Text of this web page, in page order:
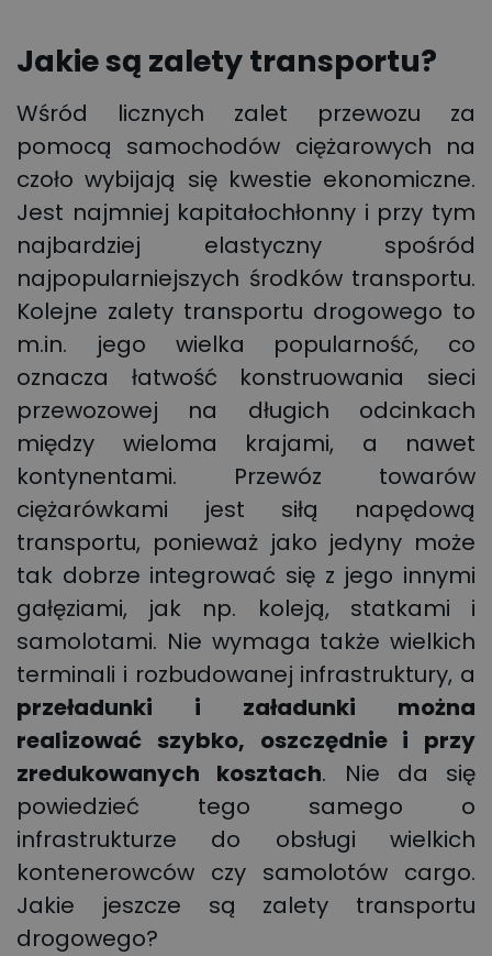
Jakie są zalety transportu?
Wśród licznych zalet przewozu za
pomocą samochodów ciężarowych na
czoło wybijają się kwestie ekonomiczne.
Jest najmniej kapitałochłonny i przy tym
najbardziej elastyczny spośród
najpopularniejszych środków transportu.
Kolejne zalety transportu drogowego to
m.in. jego wielka popularność, co
oznacza łatwość konstruowania sieci
przewozowej na długich odcinkach
między wieloma krajami, a nawet
kontynentami. Przewóz towarów
ciężarówkami jest siłą napędową
transportu, ponieważ jako jedyny może
tak dobrze integrować się z jego innymi
gałęziami, jak np. koleją, statkami i
samolotami. Nie wymaga także wielkich
terminali i rozbudowanej infrastruktury, a
przeładunki i załadunki można
realizować szybko, oszczędnie i przy
zredukowanych kosztach. Nie da się
powiedzieć tego samego o
infrastrukturze do obsługi wielkich
kontenerowców czy samolotów cargo.
Jakie jeszcze są zalety transportu
drogowego?